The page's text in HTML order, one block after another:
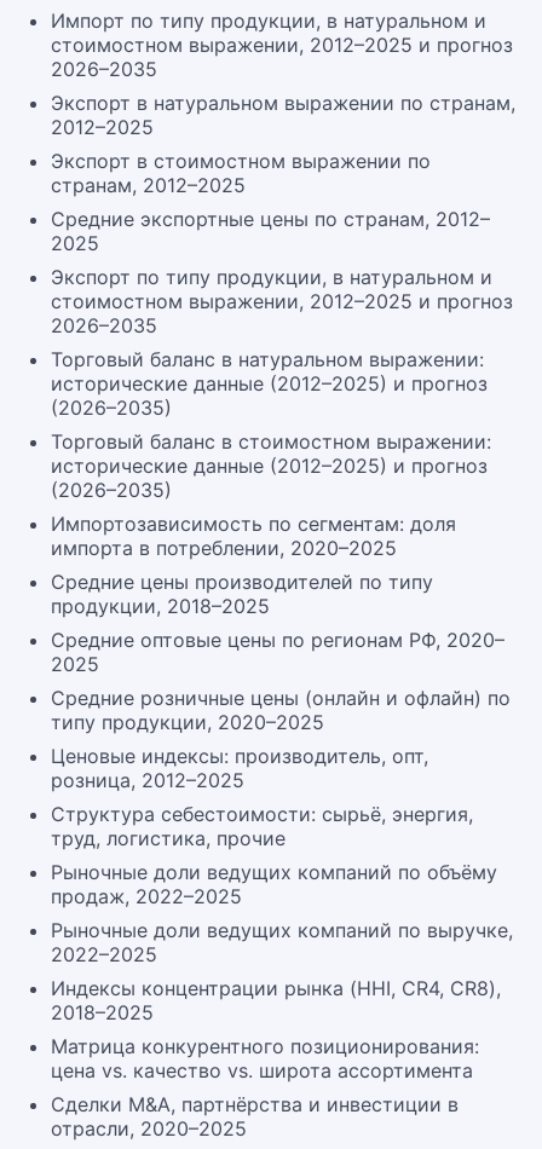
Импорт по типу продукции, в натуральном и
стоимостном выражении, 2012–2025 и прогноз
2026–2035
Экспорт в натуральном выражении по странам,
2012–2025
Экспорт в стоимостном выражении по
странам, 2012–2025
Средние экспортные цены по странам, 2012–
2025
Экспорт по типу продукции, в натуральном и
стоимостном выражении, 2012–2025 и прогноз
2026–2035
Торговый баланс в натуральном выражении:
исторические данные (2012–2025) и прогноз
(2026–2035)
Торговый баланс в стоимостном выражении:
исторические данные (2012–2025) и прогноз
(2026–2035)
Импортозависимость по сегментам: доля
импорта в потреблении, 2020–2025
Средние цены производителей по типу
продукции, 2018–2025
Средние оптовые цены по регионам РФ, 2020–
2025
Средние розничные цены (онлайн и офлайн) по
типу продукции, 2020–2025
Ценовые индексы: производитель, опт,
розница, 2012–2025
Структура себестоимости: сырьё, энергия,
труд, логистика, прочие
Рыночные доли ведущих компаний по объёму
продаж, 2022–2025
Рыночные доли ведущих компаний по выручке,
2022–2025
Индексы концентрации рынка (HHI, CR4, CR8),
2018–2025
Матрица конкурентного позиционирования:
цена vs. качество vs. широта ассортимента
Сделки M&A, партнёрства и инвестиции в
отрасли, 2020–2025